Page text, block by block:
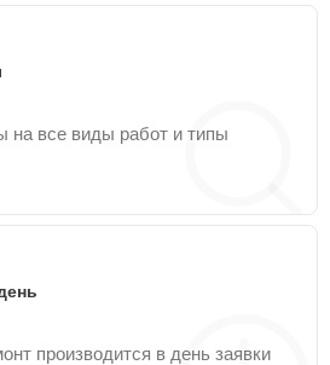
на все виды работ и типы
производится в день заявки